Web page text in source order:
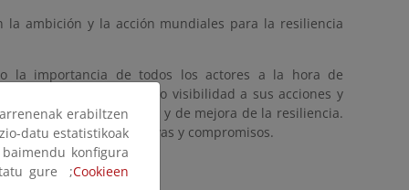
ambición y la acción mundiales para la resiliencia
la importancia de todos los actores a la hora de
en participar, dando visibilidad a sus acciones y
neutralidad climática y de mejora de la resiliencia.
cantidad de iniciativas y compromisos.
erabiltzen
datu estatistikoak
konfigura
gure ;Cookieen